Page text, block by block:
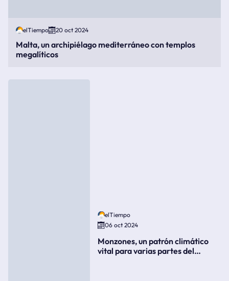
elTiempo 20 oct 2024
Malta, un archipiélago mediterráneo con templos
megalíticos
elTiempo
06 oct 2024
Monzones, un patrón climático
vital para varias partes del